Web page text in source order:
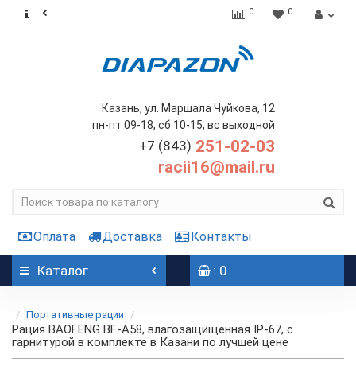
0 0
Казань, ул. Маршала Чуйкова, 12
пн-пт 09-18, сб 10-15, вс выходной
+7 (843) 251-02-03
racii16@mail.ru
Оплата Доставка Контакты
Каталог : 0
Портативные рации
Рация BAOFENG BF-A58, влагозащищенная IP-67, с
гарнитурой в комплекте в Казани по лучшей цене